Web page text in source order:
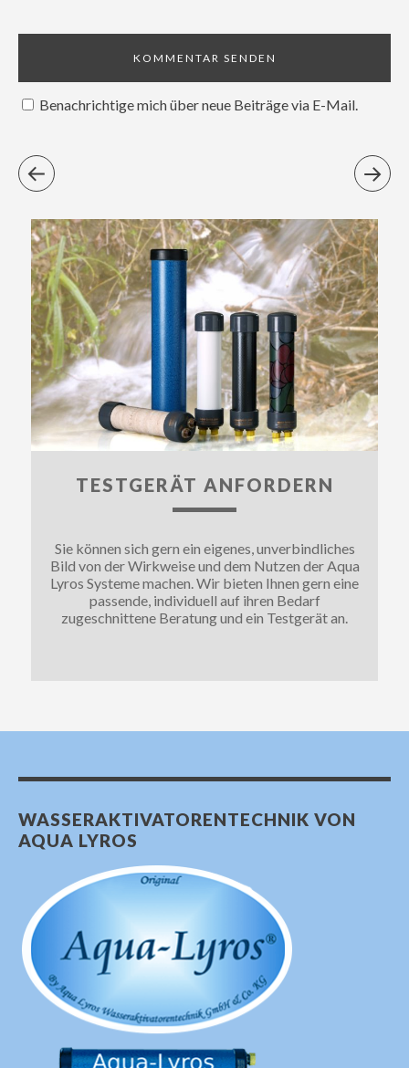
Benachrichtige mich über neue Beiträge via E-Mail.
TESTGERÄT ANFORDERN
Sie können sich gern ein eigenes, unverbindliches
Bild von der Wirkweise und dem Nutzen der Aqua
Lyros Systeme machen. Wir bieten Ihnen gern eine
passende, individuell auf ihren Bedarf
zugeschnittene Beratung und ein Testgerät an.
WASSERAKTIVATORENTECHNIK VON
AQUA LYROS